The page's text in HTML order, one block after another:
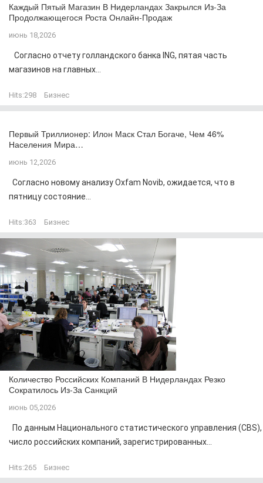
Каждый Пятый Магазин В Нидерландах Закрылся Из-За
Продолжающегося Роста Онлайн-Продаж
июнь 18,2026
Согласно отчету голландского банка ING, пятая часть
магазинов на главных...
Hits:298 Бизнес
Первый Триллионер: Илон Маск Стал Богаче, Чем 46%
Населения Мира…
июнь 12,2026
Согласно новому анализу Oxfam Novib, ожидается, что в
пятницу состояние...
Hits:363 Бизнес
Количество Российских Компаний В Нидерландах Резко
Сократилось Из-За Санкций
июнь 05,2026
По данным Национального статистического управления (CBS),
число российских компаний, зарегистрированных...
Hits:265 Бизнес